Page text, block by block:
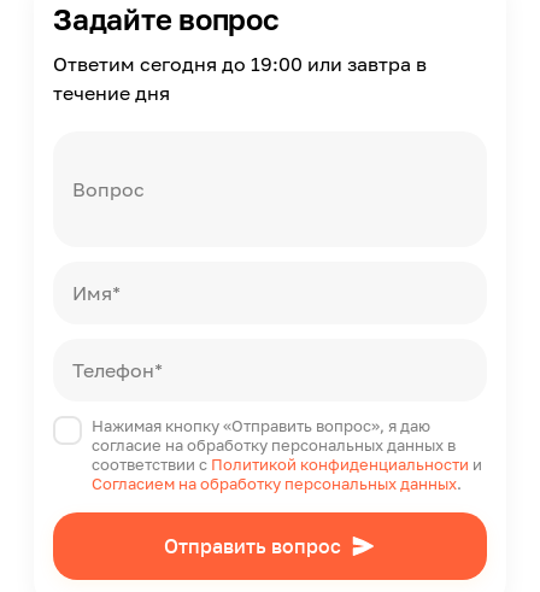
Материал каркаса
Фанера, ДВП, ДСП, брус сосна
Особенности продукта
Поднимающиеся подлокотники
Страна производства
Задайте вопрос
Ответим сегодня до 19:00 или завтра в
течение дня
Вопрос
Имя*
Телефон*
Нажимая кнопку «Отправить вопрос», я даю
согласие на обработку персональных данных в
соответствии с Политикой конфиденциальности и
Согласием на обработку персональных данных.
Отправить вопрос